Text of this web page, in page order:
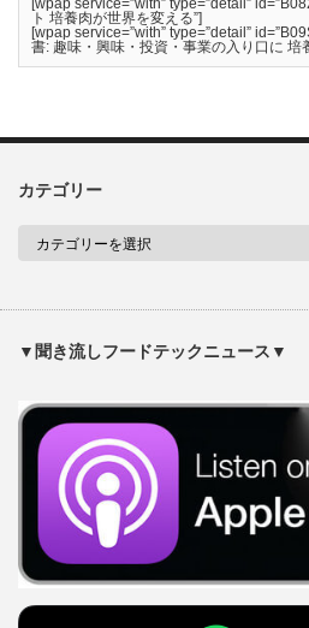
ト 培養肉が世界を変える”]
[wpap service=”with” type=”detail”
書: 趣味・興味・投資・事業の入り口に 培
カテゴリー
▼聞き流しフードテックニュース▼